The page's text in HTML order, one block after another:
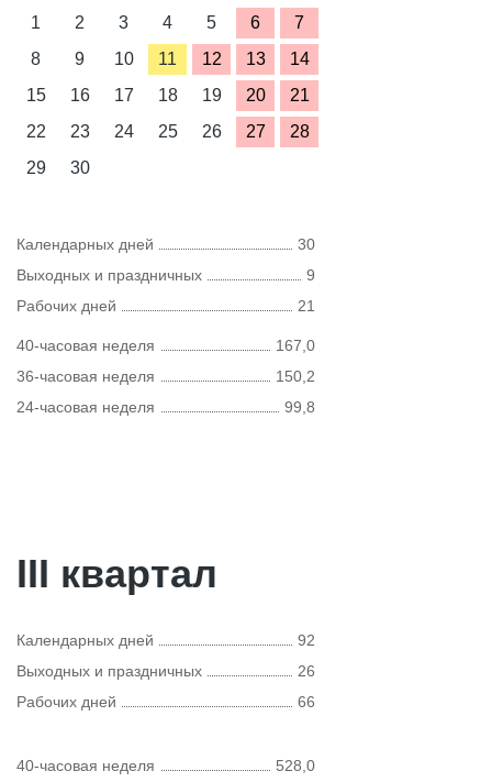
1
2 3 4 5 6
7
8
9 10 11 12 13
14
15
16 17 18 19 20
21
22
23 24 25 26 27
28
29
30
Календарных дней
30
Выходных и праздничных
9
Рабочих дней
21
40-часовая неделя
167,0
36-часовая неделя
150,2
24-часовая неделя
99,8
III квартал
Календарных дней
92
Выходных и праздничных
26
Рабочих дней
66
40-часовая неделя 528,0